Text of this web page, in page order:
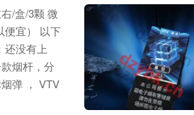
/盒/3颗 微
便宜） 以下
还没有上
烟杆，分
弹 ， VTV